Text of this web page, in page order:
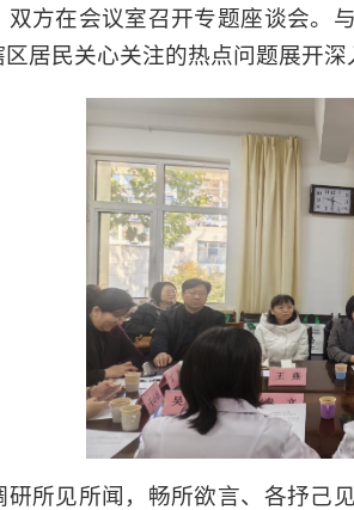
双方在会议室召开专题座谈会。
居民关心关注的热点问题展开深
研所见所闻，畅所欲言、各抒己